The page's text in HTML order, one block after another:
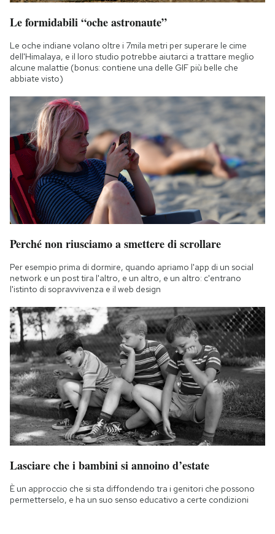
Le formidabili “oche astronaute”
Le oche indiane volano oltre i 7mila metri per superare le cime
dell'Himalaya, e il loro studio potrebbe aiutarci a trattare meglio
alcune malattie (bonus: contiene una delle GIF più belle che
abbiate visto)
Perché non riusciamo a smettere di scrollare
Per esempio prima di dormire, quando apriamo l'app di un social
network e un post tira l'altro, e un altro, e un altro: c'entrano
l'istinto di sopravvivenza e il web design
Lasciare che i bambini si annoino d’estate
È un approccio che si sta diffondendo tra i genitori che possono
permetterselo, e ha un suo senso educativo a certe condizioni